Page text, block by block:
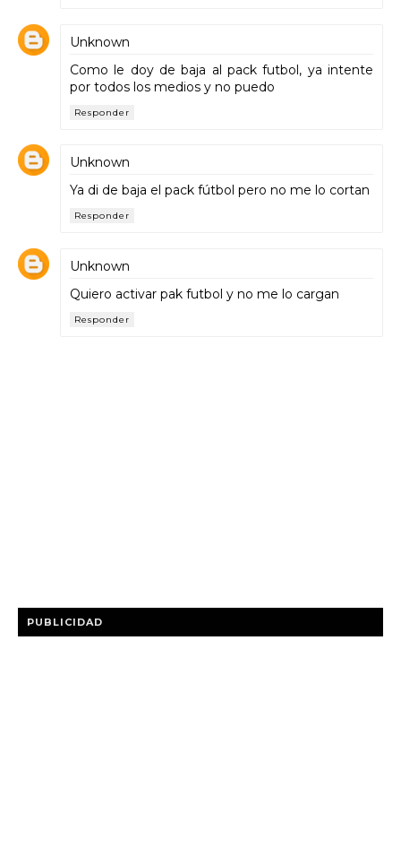
Unknown
Como le doy de baja al pack futbol, ya intente
por todos los medios y no puedo
Responder
Unknown
Ya di de baja el pack fútbol pero no me lo cortan
Responder
Unknown
Quiero activar pak futbol y no me lo cargan
Responder
PUBLICIDAD